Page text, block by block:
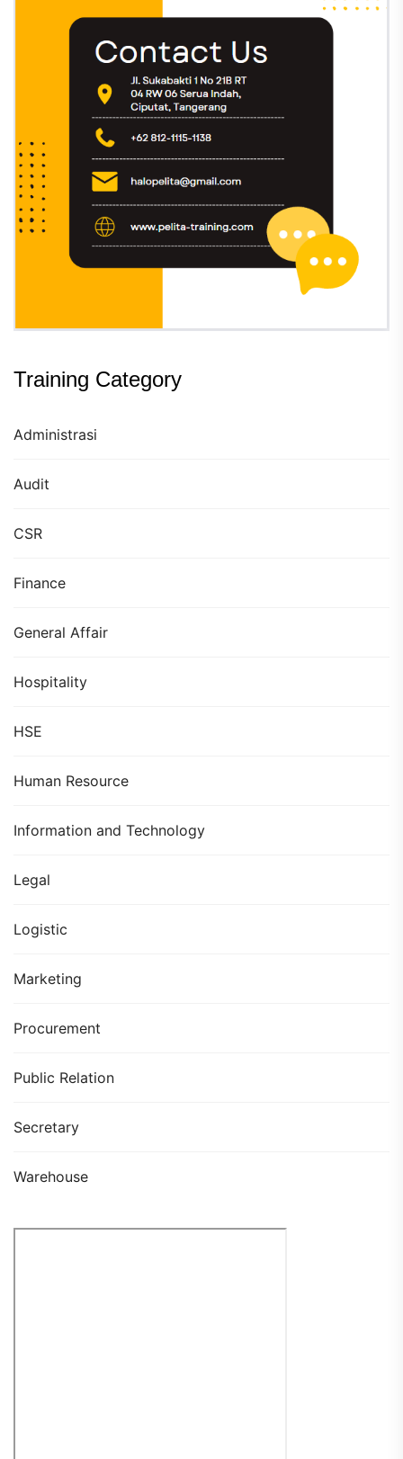
Training Category
Administrasi
Audit
CSR
Finance
General Affair
Hospitality
HSE
Human Resource
Information and Technology
Legal
Logistic
Marketing
Procurement
Public Relation
Secretary
Warehouse